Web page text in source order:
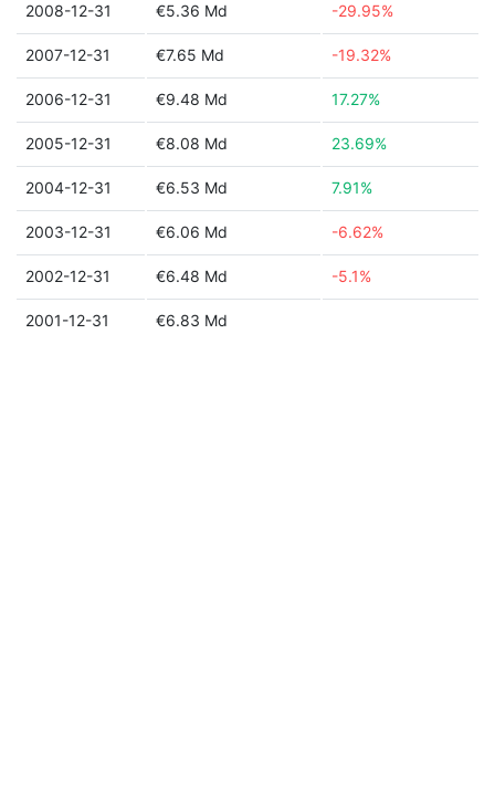
2008-12-31 €5.36 Md -29.95%
2007-12-31 €7.65 Md -19.32%
2006-12-31 €9.48 Md 17.27%
2005-12-31 €8.08 Md 23.69%
2004-12-31 €6.53 Md 7.91%
2003-12-31 €6.06 Md -6.62%
2002-12-31 €6.48 Md -5.1%
2001-12-31 €6.83 Md